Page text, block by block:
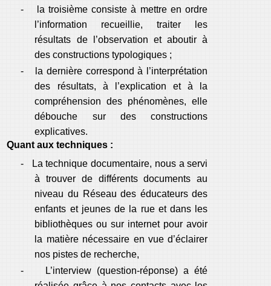
-
la troisième consiste à mettre en ordre
l’information recueillie, traiter les
résultats de l’observation et aboutir à
des constructions typologiques ;
-
la dernière correspond à l’interprétation
des résultats, à l’explication et à la
compréhension des phénomènes, elle
débouche sur des constructions
explicatives.
Quant aux techniques :
-
La technique documentaire, nous a servi
à trouver de différents documents au
niveau du Réseau des éducateurs des
enfants et jeunes de la rue et dans les
bibliothèques ou sur internet pour avoir
la matière nécessaire en vue d’éclairer
nos pistes de recherche,
-
L’interview (question-réponse) a été